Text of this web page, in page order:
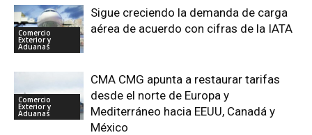
Comercio
Exterior y
Aduanas
Sigue creciendo la demanda de carga
aérea de acuerdo con cifras de la IATA
Comercio
Exterior y
Aduanas
CMA CMG apunta a restaurar tarifas
desde el norte de Europa y
Mediterráneo hacia EEUU, Canadá y
México